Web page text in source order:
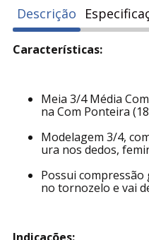
Características:
Meia 3/4 Média
na Com Ponteira
Modelagem 3/4,
Possui compressão